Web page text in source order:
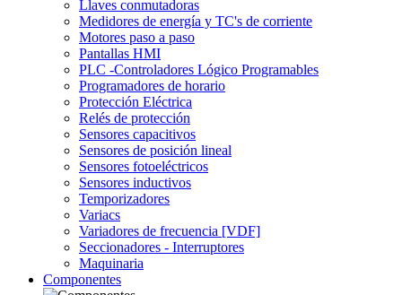
Llaves conmutadoras
Medidores de energía y TC's de corriente
Motores paso a paso
Pantallas HMI
PLC -Controladores Lógico Programables
Programadores de horario
Protección Eléctrica
Relés de protección
Sensores capacitivos
Sensores de posición lineal
Sensores fotoeléctricos
Sensores inductivos
Temporizadores
Variacs
Variadores de frecuencia [VDF]
Seccionadores - Interruptores
Maquinaria
Componentes